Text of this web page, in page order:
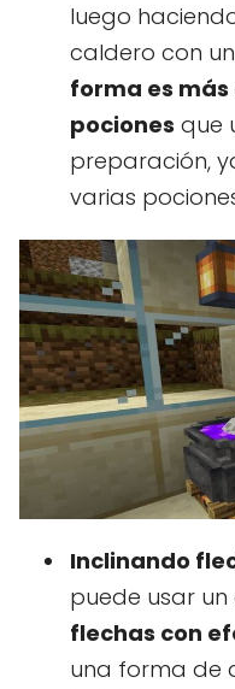
luego
caldero con
forma es
pociones que
preparación,
varias
Inclinando
puede usar
flechas con
una forma de